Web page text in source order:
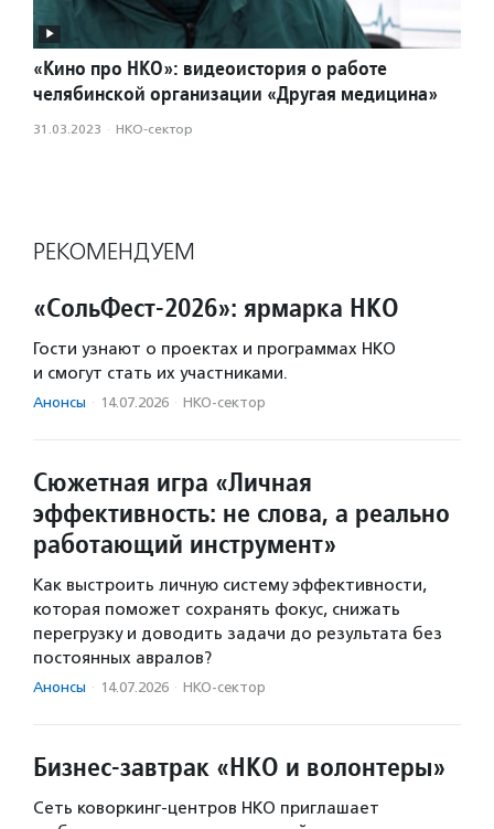
«Кино про НКО»: видеоистория о работе
челябинской организации «Другая медицина»
31.03.2023 · НКО-сектор
РЕКОМЕНДУЕМ
«СольФест-2026»: ярмарка НКО
Гости узнают о проектах и программах НКО
и смогут стать их участниками.
Анонсы · 14.07.2026 · НКО-сектор
Сюжетная игра «Личная
эффективность: не слова, а реально
работающий инструмент»
Как выстроить личную систему эффективности,
которая поможет сохранять фокус, снижать
перегрузку и доводить задачи до результата без
постоянных авралов?
Анонсы · 14.07.2026 · НКО-сектор
Бизнес-завтрак «НКО и волонтеры»
Сеть коворкинг-центров НКО приглашает